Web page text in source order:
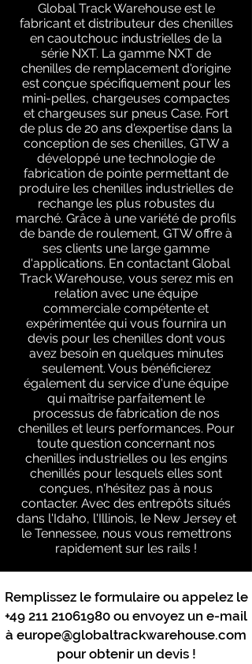
Global Track Warehouse est le
fabricant et distributeur des chenilles
en caoutchouc industrielles de la
série NXT. La gamme NXT de
chenilles de remplacement d'origine
est conçue spécifiquement pour les
mini-pelles, chargeuses compactes
et chargeuses sur pneus Case. Fort
de plus de 20 ans d'expertise dans la
conception de ses chenilles, GTW a
développé une technologie de
fabrication de pointe permettant de
produire les chenilles industrielles de
rechange les plus robustes du
marché. Grâce à une variété de profils
de bande de roulement, GTW offre à
ses clients une large gamme
d'applications. En contactant Global
Track Warehouse, vous serez mis en
relation avec une équipe
commerciale compétente et
expérimentée qui vous fournira un
devis pour les chenilles dont vous
avez besoin en quelques minutes
seulement. Vous bénéficierez
également du service d'une équipe
qui maîtrise parfaitement le
processus de fabrication de nos
chenilles et leurs performances. Pour
toute question concernant nos
chenilles industrielles ou les engins
chenillés pour lesquels elles sont
conçues, n'hésitez pas à nous
contacter. Avec des entrepôts situés
dans l'Idaho, l'Illinois, le New Jersey et
le Tennessee, nous vous remettrons
rapidement sur les rails !
Remplissez le formulaire ou appelez le
+49 211 21061980 ou envoyez un e-mail
à europe@globaltrackwarehouse.com
pour obtenir un devis !